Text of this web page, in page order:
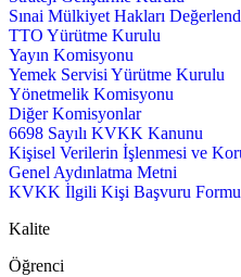
Sınai Mülkiyet Hakları
TTO Yürütme Kurulu
Yayın Komisyonu
Yemek Servisi Yürütme Kurulu
Yönetmelik Komisyonu
Diğer Komisyonlar
6698 Sayılı KVKK Kanunu
Kişisel Verilerin İşlenmesi ve
Genel Aydınlatma Metni
KVKK İlgili Kişi Başvuru Formu
Kalite
Öğrenci